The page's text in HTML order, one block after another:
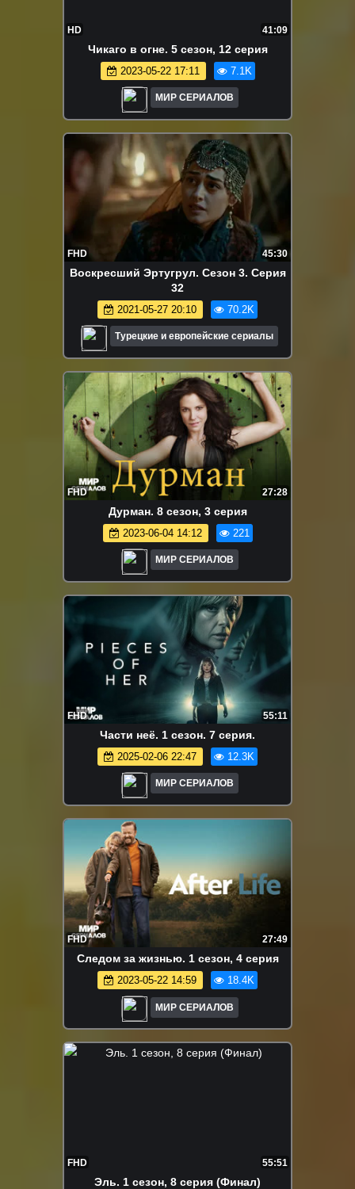
HD 41:09
Чикаго в огне. 5 сезон, 12 серия
2023-05-22 17:11 7.1K
МИР СЕРИАЛОВ
FHD 45:30
Воскресший Эртугрул. Сезон 3. Серия
32
2021-05-27 20:10 70.2K
Турецкие и европейские сериалы
FHD 27:28
Дypмaн. 8 сезон, 3 серия
2023-06-04 14:12 221
МИР СЕРИАЛОВ
FHD 55:11
Части неё. 1 сезон. 7 серия.
2025-02-06 22:47 12.3K
МИР СЕРИАЛОВ
FHD 27:49
Cледoм за жизнью. 1 сезон, 4 серия
2023-05-22 14:59 18.4K
МИР СЕРИАЛОВ
FHD 55:51
Эль. 1 сезон, 8 серия (Финал)